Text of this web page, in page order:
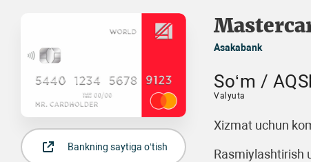
Asakabank
Bankning saytiga o‘tish
So‘m /
Valyuta
Xizmat uchun
Rasmiylashtirish